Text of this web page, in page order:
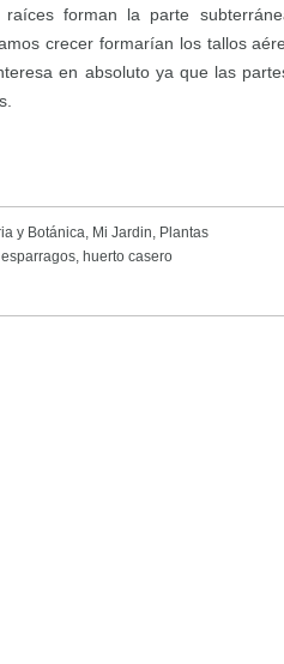
forman la parte
crecer formarían los tallos
en absoluto ya que las
y Botánica, Mi Jardin, Plantas
esparragos, huerto casero